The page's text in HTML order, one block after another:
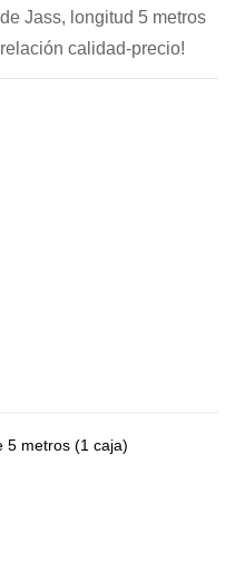
Jass, longitud 5 metros
calidad-precio!
5 metros (1 caja)